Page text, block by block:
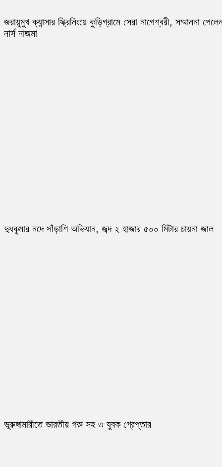
জরায়ুমুখ ক্যান্সার স্ক্রিনিংয়ে কুড়িগ্রামে সেরা নাগেশ্বরী, সম্মাননা
নার্স নাজমা
দুধকুমার নদে সাঁড়াশি অভিযান, জব্দ ২ হাজার ৫০০ মিটার চায়না জাল
ভূরুঙ্গামারীতে ভারতীয় গরু সহ ৩ যুবক গ্রেপ্তার